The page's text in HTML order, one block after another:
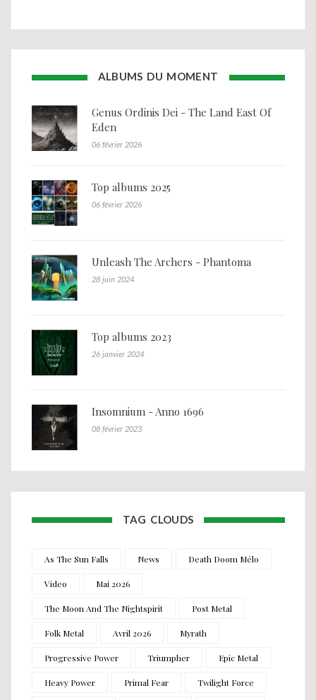
ALBUMS DU MOMENT
Genus Ordinis Dei - The Land East Of
Eden
06 février 2026
Top albums 2025
06 février 2026
Unleash The Archers - Phantoma
28 juin 2024
Top albums 2023
26 janvier 2024
Insomnium - Anno 1696
08 février 2023
TAG CLOUDS
As The Sun Falls News Death Doom Mélo
Video Mai 2026
The Moon And The Nightspirit Post Metal
Folk Metal Avril 2026 Myrath
Progressive Power Triumpher Epic Metal
Heavy Power Primal Fear Twilight Force